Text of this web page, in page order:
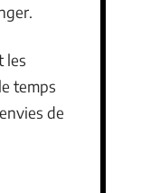
les
le temps
de